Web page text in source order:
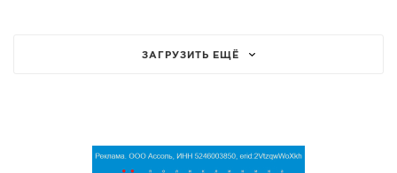
ЗАГРУЗИТЬ ЕЩЁ